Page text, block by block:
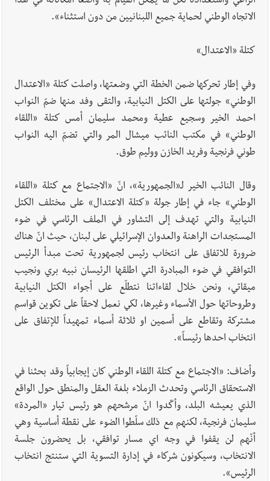
الاتجاه الوطني لحماية جميع اللبنانيين من دون استثناء».
كتلة «الاعتدال»
وفي إطار تحركها ضمن الخطة التي وضعتها، واصلت كتلة «الاعتدال
الوطني» جولتها على الكتل النيابية، والتقى وفد منها ضمّ النواب
احمد الخير وسجيع عطية ومحمد سليمان أمس كتلة «اللقاء
الوطني» في مكتب النائب ميشال المر والتي تضمّ اليه النواب
طوني فرنجية وفريد الخازن ووليم طوق.
وقال النائب الخير لـ«الجمهورية»، انّ «الاجتماع مع كتلة «اللقاء
الوطني» جاء في إطار جولة «كتلة الاعتدال» على مختلف الكتل
النيابية والتي تهدف إلى التشاور في الملف الرئاسي في ضوء
المستجدات الراهنة والعدوان الإسرائيلي على لبنان، حيث انّ هناك
ضرورة للاتفاق على انتخاب رئيس لجمهورية تحت مبدأ الرئيس
التوافقي في ضوء المبادرة التي اطلقها الرئيسان نبيه بري ونجيب
ميقاتي، ونحن خلال لقاءاتنا نتطلّع على أجواء الكتل النيابية
وطروحاتها حول الأسماء وغيرها، لكي نعمل لاحقاً على تكوين قواسم
مشتركة وتقاطع على أسمين او ثلاثة أسماء تمهيداً للإتفاق على
انتخاب احدها رئيساً».
وأضاف: «الاجتماع مع كتلة اللقاء الوطني كان إيجابياً وقد بحثنا في
الاستحقاق الرئاسي وتحدث الزملاء بلغة العقل والمنطق حول الواقع
الذي يعيشه البلد، وأكّدوا انّ مرشحهم هو رئيس تيار «المردة»
سليمان فرنجية، لكنهم مع ذلك سلّطوا الضوء على نقطة أساسية وهي
أنّهم لن يقفوا في وجه اي مسار توافقي، بل يحضرون جلسة
الانتخاب، وسيكونون شركاء في إدارة التسوية التي ستنتج انتخاب
الرئيس».